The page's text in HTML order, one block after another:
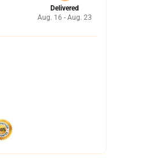
Delivered
Aug. 16 - Aug. 23